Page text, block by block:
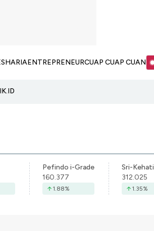
SHARIAENTREPRENEURCUAP CUAP CUAN
Pefindo i-Grade
160.377
1.88%
Sri-Kehati
312.025
1.35%